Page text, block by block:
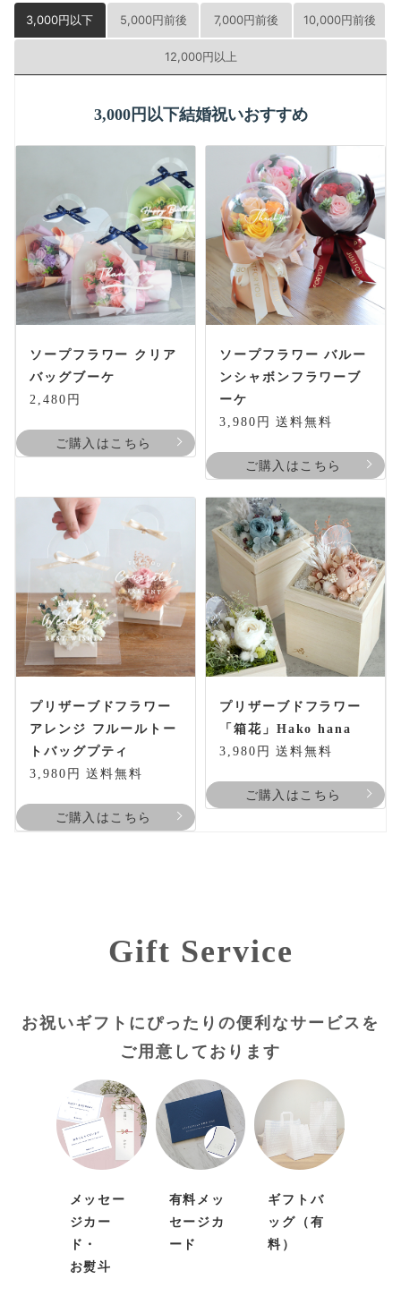
3,000円以下
3,000円以下結婚祝いおすすめ
ソープフラワー クリア
バッグブーケ
2,480円
ご購入はこちら
ソープフラワー バルー
ンシャボンフラワーブ
ーケ
3,980円 送料無料
ご購入はこちら
プリザーブドフラワー
アレンジ フルールトー
トバッグプティ
3,980円 送料無料
ご購入はこちら
プリザーブドフラワー
「箱花」Hako hana
3,980円 送料無料
ご購入はこちら
5,000円前後
プリザーブドフラワー
フラワーフレーム アナ
ご購入はこちら
プリザーブドフラワー
フルレット
4,580円 送料無料 即日
ご購入はこちら
7,000円前後
ドライフラワー フラワ
ーフレーム プティブー
ご購入はこちら
プリザーブドフラワー
Magnifique(マニフィ
ーク) (クリアケース
8,650円 送料無料 即日
出荷
10,000円前後
ドライフラワー フラワ
ーフレーム メルシー
ブーケ -Marriage-
ご購入はこちら
プリザーブドフラワー
クリアバッグブーケ
9,880円 送料無料
ご購入はこちら
12,000円以上
プリザーブドフラワー
花時計【デザイナーズ
セレクトアレンジ】
ご購入はこちら
【セミオーダー】プリ
ザーブドフラワー ポッ
トアレンジ
ご購入はこちら
お祝いギフトにぴったりの便利なサービスを
ご用意しております
メッセー
ジカー
ド・
お熨斗
有料メッ
セージカ
ード
ギフトバ
ッグ（有
料）